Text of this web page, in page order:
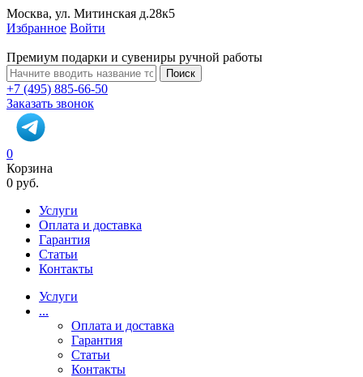
Москва, ул. Митинская д.28к5
Избранное Войти
Премиум подарки и сувениры ручной работы
Поиск
+7 (495) 885-66-50
Заказать звонок
0
Корзина
0 руб.
Услуги
Оплата и доставка
Гарантия
Статьи
Контакты
Услуги
...
Оплата и доставка
Гарантия
Статьи
Контакты